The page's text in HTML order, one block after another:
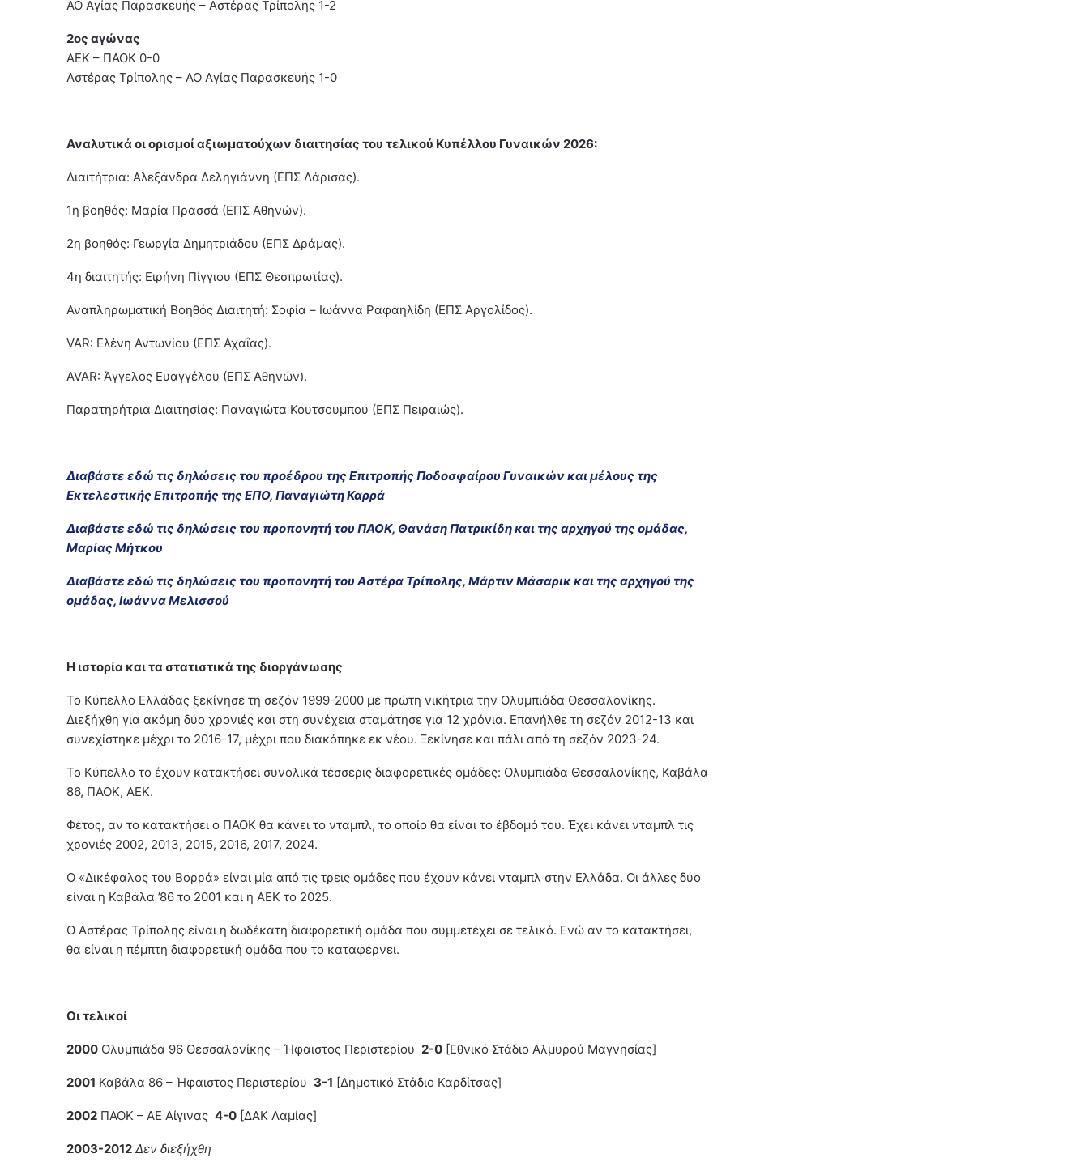
ΑΟ Αγίας Παρασκευής – Αστέρας Τρίπολης 1-2
2ος αγώνας
ΑΕΚ – ΠΑΟΚ 0-0
Αστέρας Τρίπολης – ΑΟ Αγίας Παρασκευής 1-0
Αναλυτικά οι ορισμοί αξιωματούχων διαιτησίας του τελικού Κυπέλλου Γυναικών 2026:
Διαιτήτρια: Αλεξάνδρα Δεληγιάννη (ΕΠΣ Λάρισας).
1η βοηθός: Μαρία Πρασσά (ΕΠΣ Αθηνών).
2η βοηθός: Γεωργία Δημητριάδου (ΕΠΣ Δράμας).
4η διαιτητής: Ειρήνη Πίγγιου (ΕΠΣ Θεσπρωτίας).
Αναπληρωματική Βοηθός Διαιτητή: Σοφία – Ιωάννα Ραφαηλίδη (ΕΠΣ Αργολίδος).
VAR: Ελένη Αντωνίου (ΕΠΣ Αχαΐας).
AVAR: Άγγελος Ευαγγέλου (ΕΠΣ Αθηνών).
Παρατηρήτρια Διαιτησίας: Παναγιώτα Κουτσουμπού (ΕΠΣ Πειραιώς).
Διαβάστε εδώ τις δηλώσεις του προέδρου της Επιτροπής Ποδοσφαίρου Γυναικών και μέλους της
Εκτελεστικής Επιτροπής της ΕΠΟ, Παναγιώτη Καρρά
Διαβάστε εδώ τις δηλώσεις του προπονητή του ΠΑΟΚ, Θανάση Πατρικίδη και της αρχηγού της ομάδας,
Μαρίας Μήτκου
Διαβάστε εδώ τις δηλώσεις του προπονητή του Αστέρα Τρίπολης, Μάρτιν Μάσαρικ και της αρχηγού της
ομάδας, Ιωάννα Μελισσού
Η ιστορία και τα στατιστικά της διοργάνωσης
Το Κύπελλο Ελλάδας ξεκίνησε τη σεζόν 1999-2000 με πρώτη νικήτρια την Ολυμπιάδα Θεσσαλονίκης.
Διεξήχθη για ακόμη δύο χρονιές και στη συνέχεια σταμάτησε για 12 χρόνια. Επανήλθε τη σεζόν 2012-13 και
συνεχίστηκε μέχρι το 2016-17, μέχρι που διακόπηκε εκ νέου. Ξεκίνησε και πάλι από τη σεζόν 2023-24.
Το Κύπελλο το έχουν κατακτήσει συνολικά τέσσερις διαφορετικές ομάδες: Ολυμπιάδα Θεσσαλονίκης, Καβάλα
86, ΠΑΟΚ, ΑΕΚ.
Φέτος, αν το κατακτήσει ο ΠΑΟΚ θα κάνει το νταμπλ, το οποίο θα είναι το έβδομό του. Έχει κάνει νταμπλ τις
χρονιές 2002, 2013, 2015, 2016, 2017, 2024.
Ο «Δικέφαλος του Βορρά» είναι μία από τις τρεις ομάδες που έχουν κάνει νταμπλ στην Ελλάδα. Οι άλλες δύο
είναι η Καβάλα ’86 το 2001 και η ΑΕΚ το 2025.
Ο Αστέρας Τρίπολης είναι η δωδέκατη διαφορετική ομάδα που συμμετέχει σε τελικό. Ενώ αν το κατακτήσει,
θα είναι η πέμπτη διαφορετική ομάδα που το καταφέρνει.
Οι τελικοί
2000 Ολυμπιάδα 96 Θεσσαλονίκης – Ήφαιστος Περιστερίου 2-0 [Εθνικό Στάδιο Αλμυρού Μαγνησίας]
2001 Καβάλα 86 – Ήφαιστος Περιστερίου 3-1 [Δημοτικό Στάδιο Καρδίτσας]
2002 ΠΑΟΚ – ΑΕ Αίγινας 4-0 [ΔΑΚ Λαμίας]
2003-2012 Δεν διεξήχθη